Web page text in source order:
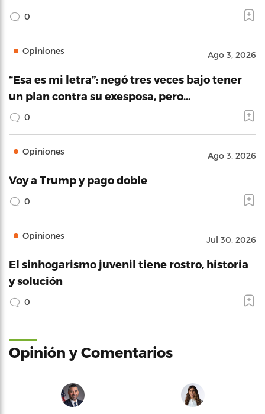
0
Opiniones Ago 3, 2026
“Esa es mi letra”: negó tres veces bajo tener
un plan contra su exesposa, pero…
0
Opiniones Ago 3, 2026
Voy a Trump y pago doble
0
Opiniones Jul 30, 2026
El sinhogarismo juvenil tiene rostro, historia
y solución
0
Opinión y Comentarios